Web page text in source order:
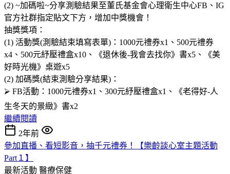
(2) ~加碼啦~分享測驗結果至董氏基金會心理衛生中心FB、IG
官方社群指定貼文下方，增加中獎機會！
抽獎獎項：
(1) 活動獎(測驗結束填寫表單)：1000元禮券x1、500元禮券
x4、500元紓壓禮盒x10、《退休後-我會去找你》書x5、《美
好時光機》桌遊x5
(2) 加碼獎(結束測驗分享結果)：
⮚ FB活動：1000元禮券x1、300元紓壓禮盒x1、《老得好-人
生冬天的景緻》書x2
繼續閱讀
2年前
參加直播、看短影音，抽千元禮券！【樂齡談心室主題活動
Part１】
最新活動 醫療保健